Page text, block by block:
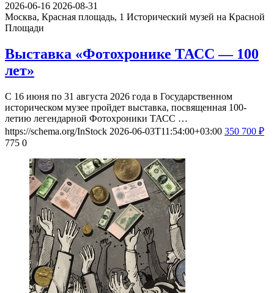
2026-06-16 2026-08-31
Москва, Красная площадь, 1 Исторический музей на Красной
Площади
Выставка «Фотохронике ТАСС — 100
лет»
С 16 июня по 31 августа 2026 года в Государственном
историческом музее пройдет выставка, посвященная 100-
летию легендарной Фотохроники ТАСС …
https://schema.org/InStock 2026-06-03T11:54:00+03:00 350 700 ₽
775 0